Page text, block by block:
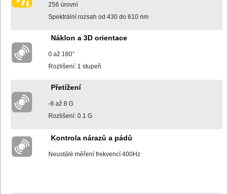
256 úrovní
Spektrální rozsah od 430 do 610 nm
Náklon a 3D orientace
0 až 180°
Rozlišení: 1 stupeň
Přetížení
-8 až 8 G
Rozlišení: 0.1 G
Kontrola nárazů a pádů
Neustálé měření frekvencí 400Hz